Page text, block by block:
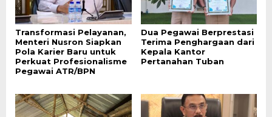
Transformasi Pelayanan,
Menteri Nusron Siapkan
Pola Karier Baru untuk
Perkuat Profesionalisme
Pegawai ATR/BPN
Dua Pegawai Berprestasi
Terima Penghargaan dari
Kepala Kantor
Pertanahan Tuban